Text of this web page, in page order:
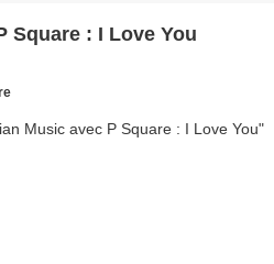
Square : I Love You